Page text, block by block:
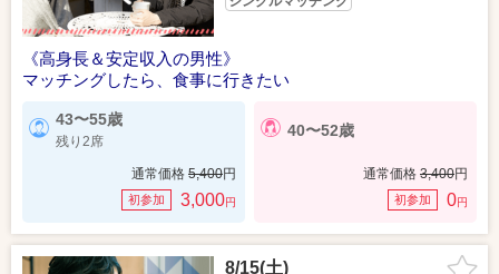
《高身長＆安定収入の男性》
マッチングしたら、食事に行きたい
43〜55歳
残り2席
通常価格 5,400円
初参加 3,000円
40〜52歳
通常価格 3,400円
初参加 0円
8/15(土)